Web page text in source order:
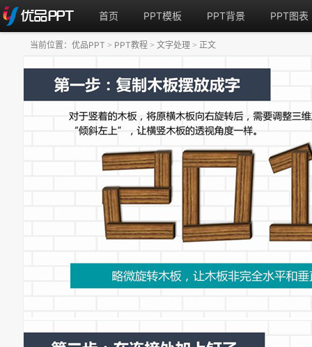
首页 PPT模板 PPT背景 PPT图表
当前位置： 优品PPT > PPT教程 > 文字处理 > 正文